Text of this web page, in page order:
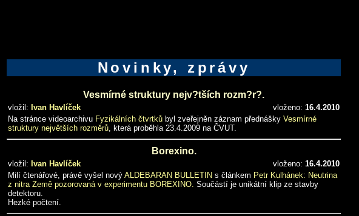
Novinky, zprávy
Vesmírné struktury nejv?tších rozm?r?.
vložil: Ivan Havlíček vloženo: 16.4.2010
Na stránce videoarchivu Fyzikálních čtvrtků byl zveřejněn záznam přednášky Vesmírné
struktury největších rozměrů , která proběhla 23.4.2009 na ČVUT.
Borexino.
vložil: Ivan Havlíček vloženo: 16.4.2010
Milí čtenářové, právě vyšel nový ALDEBARAN BULLETIN s článkem Petr Kulhánek: Neutrina
z nitra Země pozorovaná v experimentu BOREXINO. Součástí je unikátní klip ze stavby
detektoru.
Hezké počtení.